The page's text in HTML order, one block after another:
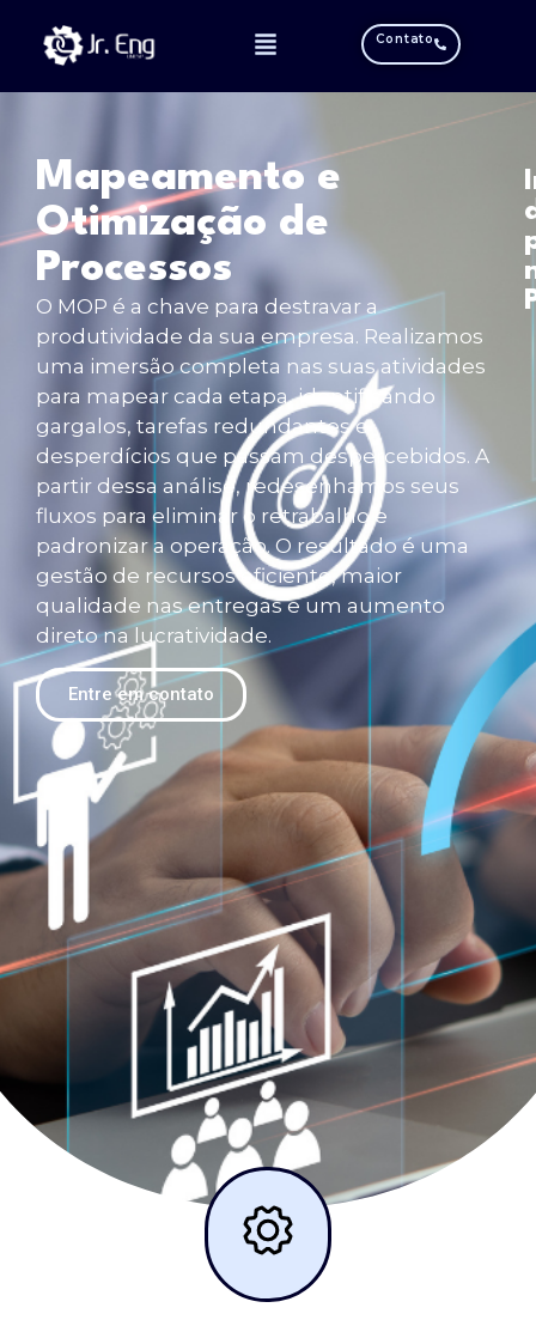
Contato
Mapeamento e
Otimização de
Processos
O MOP é a chave para destravar a
produtividade da sua empresa. Realizamos
uma imersão completa nas suas atividades
para mapear cada etapa, identificando
gargalos, tarefas redundantes e
desperdícios que passam despercebidos. A
partir dessa análise, redesenhamos seus
fluxos para eliminar o retrabalho e
padronizar a operação. O resultado é uma
gestão de recursos eficiente, maior
qualidade nas entregas e um aumento
direto na lucratividade.
Entre em contato